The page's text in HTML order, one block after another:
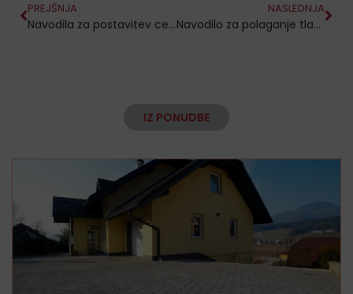
PREJŠNJA
Navodila za postavitev cepljenih betonskih škarpnikov
NASLEDNJA
Navodilo za polaganje tlakovcev
IZ PONUDBE